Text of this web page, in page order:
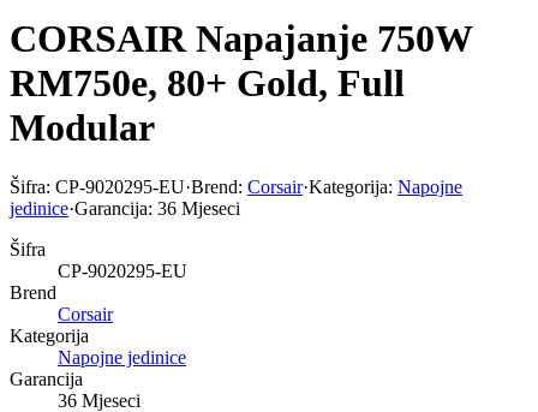
CORSAIR Napajanje 750W
RM750e, 80+ Gold, Full
Modular
Šifra: CP-9020295-EU·Brend: Corsair·Kategorija: Napojne
jedinice·Garancija: 36 Mjeseci
Šifra
CP-9020295-EU
Brend
Corsair
Kategorija
Napojne jedinice
Garancija
36 Mjeseci